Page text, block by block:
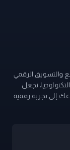
والتسويق الرقمي
نجعل
إلى تجربة رقمية